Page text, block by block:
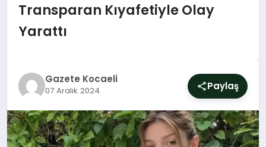
MAGAZIN
YAŞAM
DÜNYA
Transparan Kıyafetiyle Olay
Yarattı
Gazete Kocaeli
07 Aralık 2024 Paylaş